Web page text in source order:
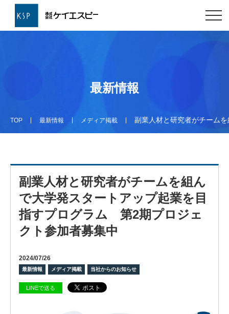
ビ
TOP 最新情報 メディア掲載 副業人材と研究者がチーム
最新情報
副業人材と研究者がチームを組ん
で大学発スタートアップ起業を目
指すプログラム 第2期プロジェ
クト参加者募集中
2024/07/26
最新情報 メディア掲載 当社からのお知らせ
LINEで送る